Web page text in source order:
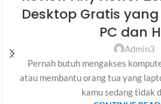
Review AnyViewer
Desktop Gratis
PC dan HP
Admin3
Pernah butuh mengakses
atau membantu orang tua yang